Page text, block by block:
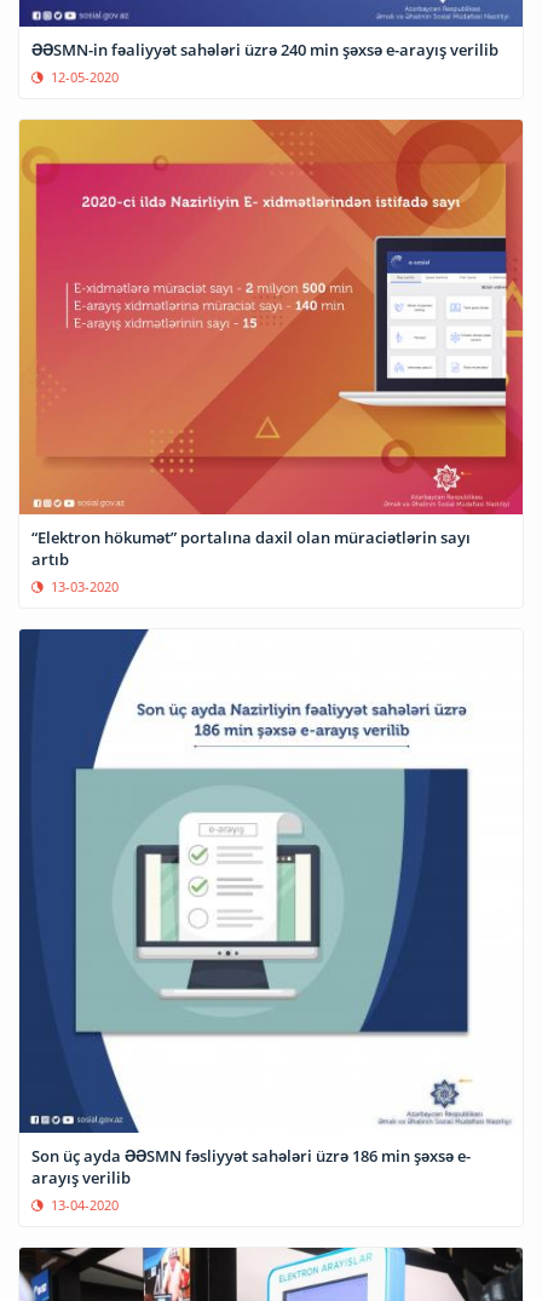
ƏƏSMN-in fəaliyyət sahələri üzrə 240 min şəxsə e-arayış verilib
12-05-2020
“Elektron hökumət” portalına daxil olan müraciətlərin sayı
artıb
13-03-2020
Son üç ayda ƏƏSMN fəsliyyət sahələri üzrə 186 min şəxsə e-
arayış verilib
13-04-2020